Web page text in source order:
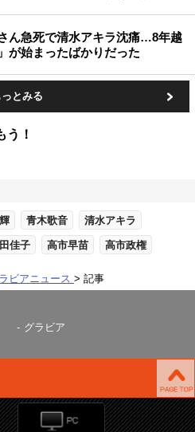
ん急死で清水アキラ沈痛…8年越
が始まったばかりだった
っとみる
う！
青木歌音 清水アキラ
佳子 高市早苗 高市政権
ビアニュース 記事
グラビア